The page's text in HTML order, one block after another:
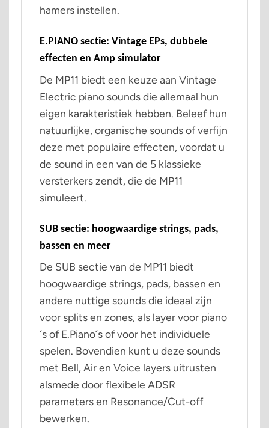
hamers instellen.
E.PIANO sectie: Vintage EPs, dubbele
effecten en Amp simulator
De MP11 biedt een keuze aan Vintage
Electric piano sounds die allemaal hun
eigen karakteristiek hebben. Beleef hun
natuurlijke, organische sounds of verfijn
deze met populaire effecten, voordat u
de sound in een van de 5 klassieke
versterkers zendt, die de MP11
simuleert.
SUB sectie: hoogwaardige strings, pads,
bassen en meer
De SUB sectie van de MP11 biedt
hoogwaardige strings, pads, bassen en
andere nuttige sounds die ideaal zijn
voor splits en zones, als layer voor piano
´s of E.Piano´s of voor het individuele
spelen. Bovendien kunt u deze sounds
met Bell, Air en Voice layers uitrusten
alsmede door flexibele ADSR
parameters en Resonance/Cut-off
bewerken.